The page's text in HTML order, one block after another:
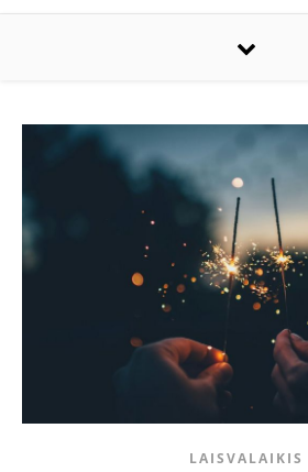
LAISVALAIKIS